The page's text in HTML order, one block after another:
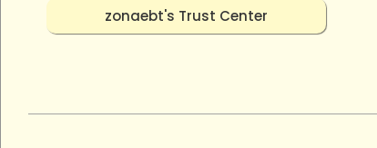
zonaebt's Trust Center